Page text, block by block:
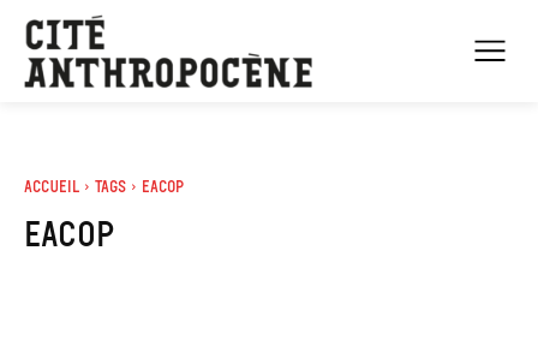
Accueil Tags Eacop
eacop